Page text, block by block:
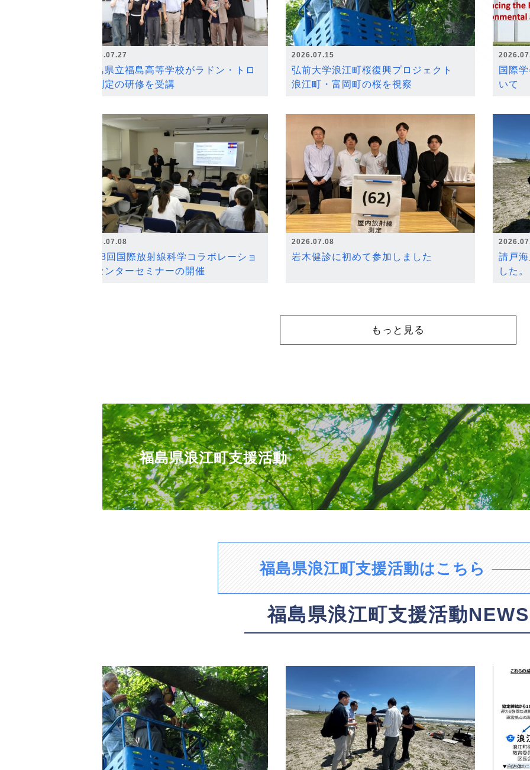
2026.07.27
福島県立福島高等学校がラドン・トロ
ン測定の研修を受講
2026.07.15
弘前大学浪江町桜復興プロジェクト
浪江町・富岡町の桜を視察
国際
いて
2026.07.08
第18回国際放射線科学コラボレーショ
ンセンターセミナーの開催
2026.07.08
岩木健診に初めて参加しました
請戸
した。
もっと見る
福島県浪江町支援活動
福島県浪江町支援活動はこちら
福島県浪江町支援活動NEWS